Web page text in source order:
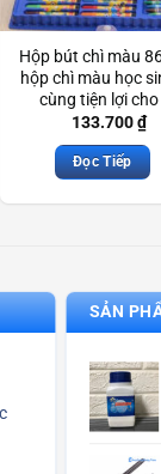
Hộp bút chì màu
hộp chì màu học
cùng tiện lợi cho
Scd3886
133.700₫
Đọc Tiếp
SẢN